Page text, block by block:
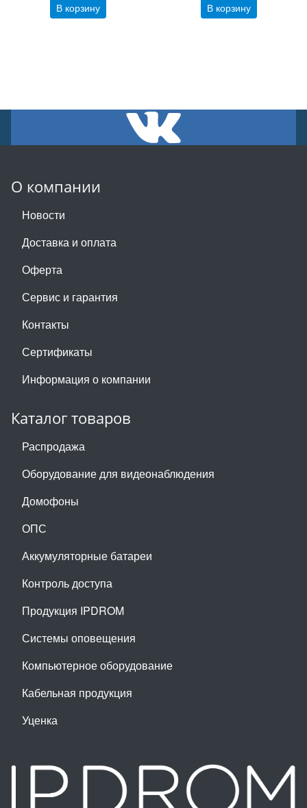
В корзину В корзину
О компании
Новости
Доставка и оплата
Оферта
Сервис и гарантия
Контакты
Сертификаты
Информация о компании
Каталог товаров
Распродажа
Оборудование для видеонаблюдения
Домофоны
ОПС
Аккумуляторные батареи
Контроль доступа
Продукция IPDROM
Системы оповещения
Компьютерное оборудование
Кабельная продукция
Уценка